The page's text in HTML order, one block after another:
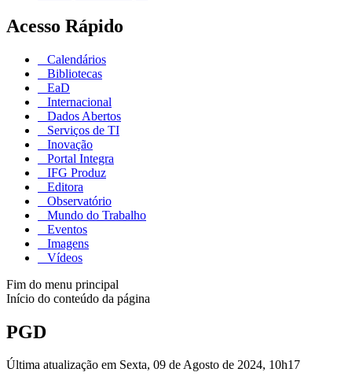
Acesso Rápido
Calendários
Bibliotecas
EaD
Internacional
Dados Abertos
Serviços de TI
Inovação
Portal Integra
IFG Produz
Editora
Observatório
Mundo do Trabalho
Eventos
Imagens
Vídeos
Fim do menu principal
Início do conteúdo da página
PGD
Última atualização em Sexta, 09 de Agosto de 2024, 10h17